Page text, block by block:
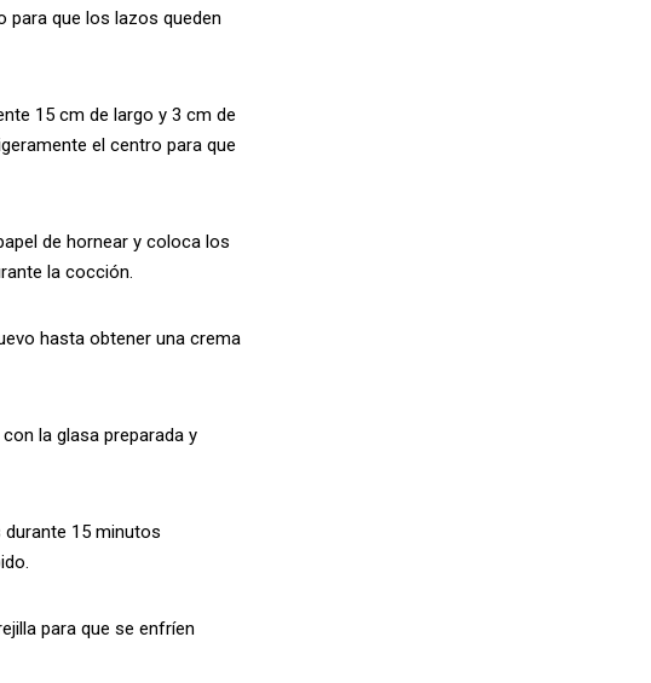
para que los lazos queden
15 cm de largo y 3 cm de
el centro para que
de hornear y coloca los
la cocción.
hasta obtener una crema
la glasa preparada y
durante 15 minutos
para que se enfríen